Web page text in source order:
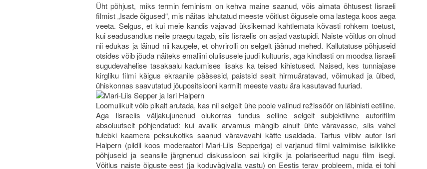
Üht põhjust, miks termin feminism on kehva maine saanud, võis aimata õhtusest Iisraeli
filmist „Isade õigused“, mis näitas lahutatud meeste võitlust õigusele oma lastega koos aega
veeta. Selgus, et kui meie kandis vajavad üksikemad kahtlemata kõvasti rohkem toetust,
kui seadusandlus neile praegu tagab, siis Iisraelis on asjad vastupidi. Naiste võitlus on olnud
nii edukas ja läinud nii kaugele, et ohvrirolli on selgelt jäänud mehed. Kallutatuse põhjuseid
otsides võib jõuda näiteks emaliini olulisusele juudi kultuuris, aga kindlasti on moodsa Iisraeli
sugudevahelise tasakaalu kadumises lisaks ka teised kihistused. Naised, kes tunniajase
kirgliku filmi käigus ekraanile pääsesid, paistsid sealt hirmuäratavad, võimukad ja ülbed,
ühiskonnas saavutatud jõupositsiooni karmilt meeste vastu ära kasutavad fuuriad.
Loomulikult võib pikalt arutada, kas nii selgelt ühe poole valinud režissöör on läbinisti eetiline.
Aga Iisraelis väljakujunenud olukorras tundus selline selgelt subjektiivne autorifilm
absoluutselt põhjendatud: kui avalik arvamus mängib ainult ühte väravasse, siis vahel
tulebki kaamera peksukotiks saanud väravavahi kätte usaldada. Tartus viibiv autor Isri
Halpern (pildil koos moderaatori Mari-Liis Sepperiga) ei varjanud filmi valmimise isiklikke
põhjuseid ja seansile järgnenud diskussioon sai kirglik ja polariseeritud nagu film isegi.
Võitlus naiste õiguste eest (ja koduvägivalla vastu) on Eestis terav probleem, mida ei tohi